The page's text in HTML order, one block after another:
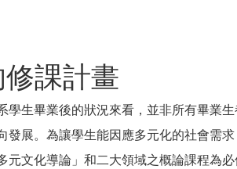
課計畫
學生畢業後的狀況來看，並非所有畢業
發展。為讓學生能因應多元化的社會需
元文化導論」和二大領域之概論課程為